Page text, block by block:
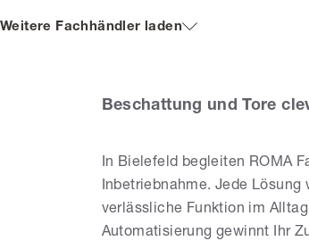
Weitere Fachhändler laden
Beschattung und Tore
In Bielefeld begleiten ROMA
Inbetriebnahme. Jede
verlässliche Funktion im
Automatisierung gewinnt Ihr